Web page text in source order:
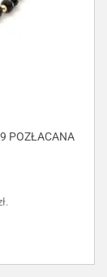
POZŁACANA
.